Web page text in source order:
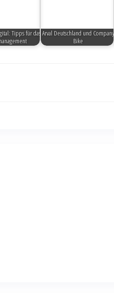
Tipps für das Arval Deutschland und Company
Bike